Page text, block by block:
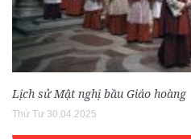
Lịch sử Mật nghị bầu Giáo hoàng
Thứ Tư 30.04.2025